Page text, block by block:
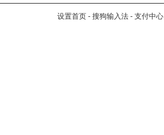
设置首页 - 搜狗输入法 - 支付中心